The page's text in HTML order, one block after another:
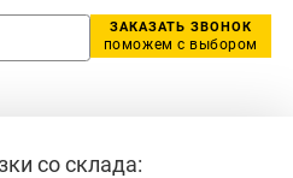
ЗАКАЗАТЬ ЗВОНОК
поможем с выбором
со склада: